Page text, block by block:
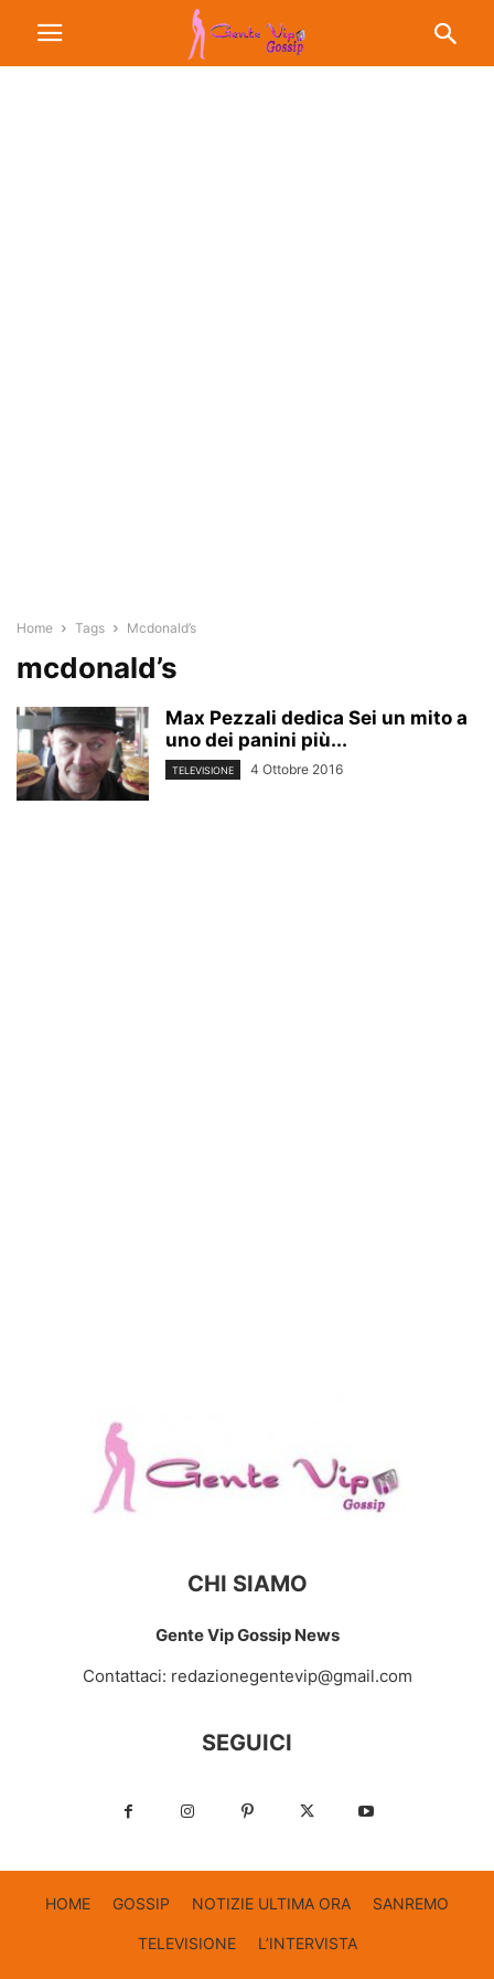
Home Tags Mcdonald’s
mcdonald’s
Max Pezzali dedica Sei un mito a
uno dei panini più...
TELEVISIONE 4 Ottobre 2016
CHI SIAMO
Gente Vip Gossip News
Contattaci: redazionegentevip@gmail.com
SEGUICI
HOME GOSSIP NOTIZIE ULTIMA ORA SANREMO
TELEVISIONE L’INTERVISTA